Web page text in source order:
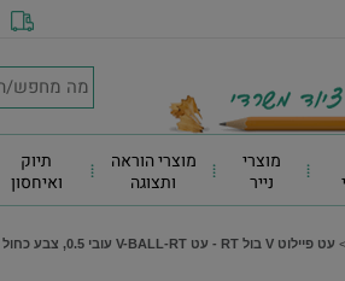
מוצרי
נייר
מוצרי הוראה
ותצוגה
תיוק
ואיחסון
> עט פיילוט V בול RT - עט V-BALL-RT עובי 0.5, צבע כחול